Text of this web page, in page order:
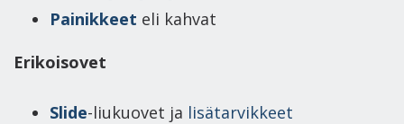
Painikkeet eli kahvat
Erikoisovet
Slide-liukuovet ja lisätarvikkeet